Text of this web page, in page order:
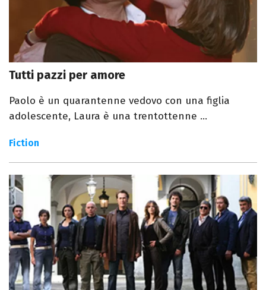
Tutti pazzi per amore
Paolo è un quarantenne vedovo con una figlia
adolescente, Laura è una trentottenne ...
Fiction